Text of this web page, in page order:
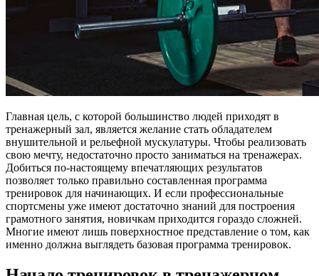
Главная цель, с которой большинство людей приходят в
тренажерный зал, является желание стать обладателем
внушительной и рельефной мускулатуры. Чтобы реализовать
свою мечту, недостаточно просто заниматься на тренажерах.
Добиться по-настоящему впечатляющих результатов
позволяет только правильно составленная программа
тренировок для начинающих. И если профессиональные
спортсмены уже имеют достаточно знаний для построения
грамотного занятия, новичкам приходится гораздо сложней.
Многие имеют лишь поверхностное представление о том, как
именно должна выглядеть базовая программа тренировок.